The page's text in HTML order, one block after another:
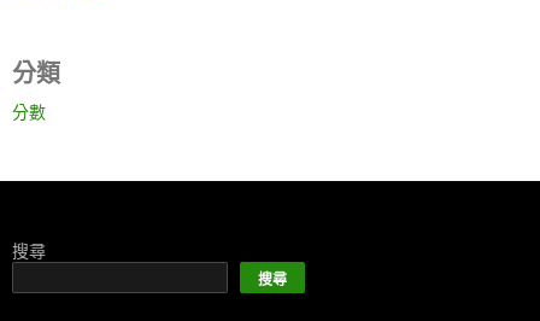
分類
分數
搜尋
搜尋